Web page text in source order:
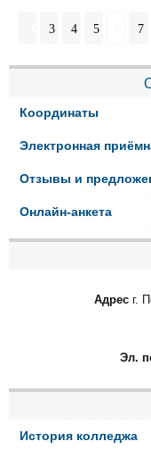
3 4 5 7
Координаты
Электронная
Отзывы и
Онлайн-анкета
Адрес г.
Эл.
История колледжа